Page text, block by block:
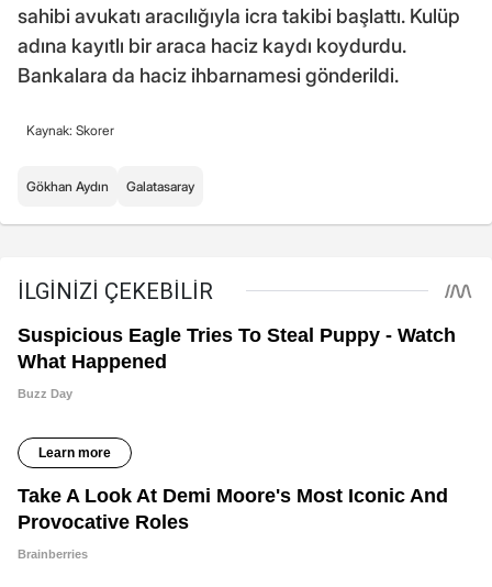
sahibi avukatı aracılığıyla icra takibi başlattı. Kulüp
adına kayıtlı bir araca haciz kaydı koydurdu.
Bankalara da haciz ihbarnamesi gönderildi.
Kaynak: Skorer
Gökhan Aydın Galatasaray